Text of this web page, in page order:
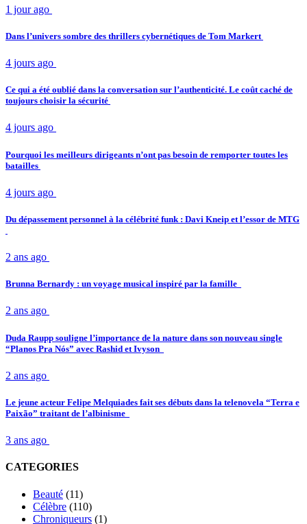
1 jour ago
Dans l’univers sombre des thrillers cybernétiques de Tom Markert
4 jours ago
Ce qui a été oublié dans la conversation sur l’authenticité. Le coût caché de
toujours choisir la sécurité
4 jours ago
Pourquoi les meilleurs dirigeants n’ont pas besoin de remporter toutes les
batailles
4 jours ago
Du dépassement personnel à la célébrité funk : Davi Kneip et l’essor de MTG
2 ans ago
Brunna Bernardy : un voyage musical inspiré par la famille
2 ans ago
Duda Raupp souligne l’importance de la nature dans son nouveau single
“Planos Pra Nós” avec Rashid et Ivyson
2 ans ago
Le jeune acteur Felipe Melquiades fait ses débuts dans la telenovela “Terra e
Paixão” traitant de l’albinisme
3 ans ago
CATEGORIES
Beauté (11)
Célèbre (110)
Chroniqueurs (1)